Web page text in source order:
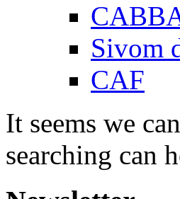
Sivom
CAF
It seems we
searching can